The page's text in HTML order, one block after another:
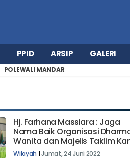
PPID ARSIP GALERI
POLEWALI MANDAR
Hj. Farhana Massiara : Jaga
Nama Baik Organisasi
Wanita dan Majelis Taklim
Kemenag Sulbar
Wilayah |Jumat, 24 Juni 2022